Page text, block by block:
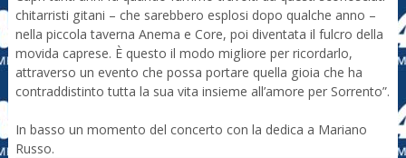
chitarristi gitani – che sarebbero esplosi dopo qualche anno –
nella piccola taverna Anema e Core, poi diventata il fulcro della
movida caprese. È questo il modo migliore per ricordarlo,
attraverso un evento che possa portare quella gioia che ha
contraddistinto tutta la sua vita insieme all’amore per Sorrento”.
In basso un momento del concerto con la dedica a Mariano
Russo.